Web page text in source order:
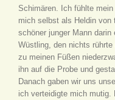
Schimären. Ich fühlte
mich selbst als Heldin von
schöner junger Mann
Wüstling, den nichts
zu meinen Füßen
ihn auf die Probe und
Danach gaben wir uns
ich verteidigte mich mutig.